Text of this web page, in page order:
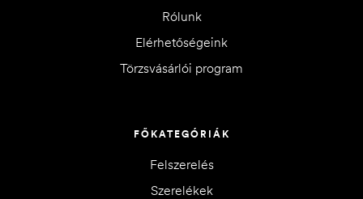
Rólunk
Elérhetőségeink
Törzsvásárlói program
FŐKATEGÓRIÁK
Felszerelés
Szerelékek